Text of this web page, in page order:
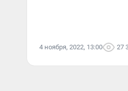
4 ноября, 2022, 13:00 27